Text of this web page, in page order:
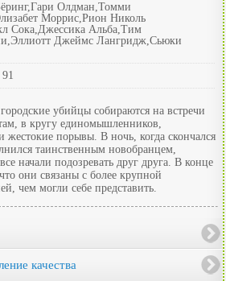
Олдман,Томми
Моррис,Рион Николь
Сока,Джессика Альба,Тим
Джеймс Лангридж,Сьюки
91
убийцы собираются на встречи
в кругу единомышленников,
жестокие порывы. В ночь, когда скончался
таинственным новобранцем,
начали подозревать друг друга. В конце
они связаны с более крупной
чем могли себе представить.
качества